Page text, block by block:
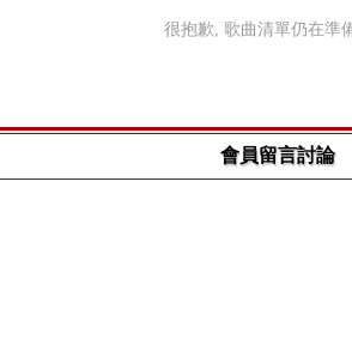
很抱歉, 歌曲清單仍在準
會員留言討論